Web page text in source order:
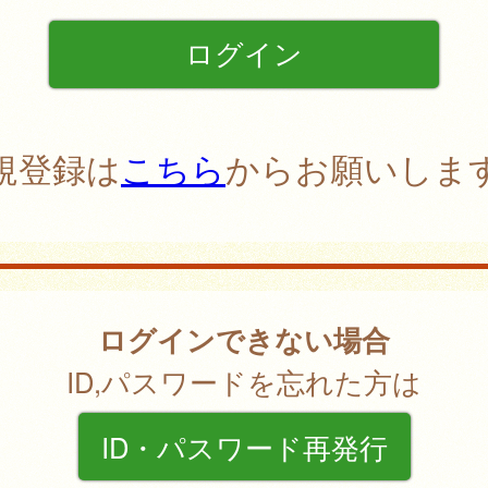
登録はこちらからお願いしま
ログインできない場合
ID,パスワードを忘れた方は
ID・パスワード再発行